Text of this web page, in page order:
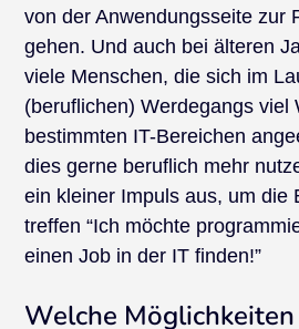
von der Anwendungsseite zur
gehen. Und auch bei älteren
viele Menschen, die sich im
(beruflichen) Werdegangs viel
bestimmten IT-Bereichen
dies gerne beruflich mehr
ein kleiner Impuls aus, um die
treffen “Ich möchte
einen Job in der IT finden!”
Welche